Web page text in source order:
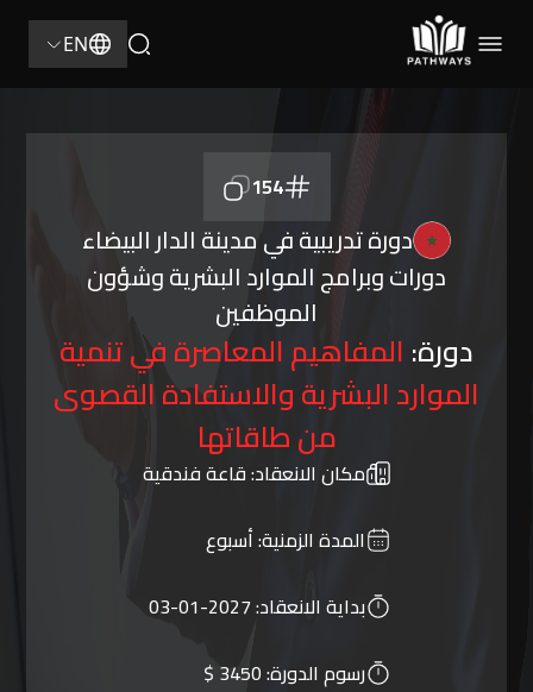
EN
154
دورة تدريبية في مدينة الدار البيضاء
دورات وبرامج الموارد البشرية وشؤون
الموظفين
دورة: المفاهيم المعاصرة في تنمية
الموارد البشرية والاستفادة القصوى
من طاقاتها
مكان الانعقاد:قاعة فندقية
المدة الزمنية:أسبوع
بداية الانعقاد:2027-01-03
رسوم الدورة:3450 $